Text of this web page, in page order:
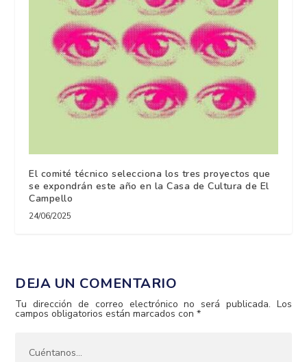
El comité técnico selecciona los tres proyectos que
se expondrán este año en la Casa de Cultura de El
Campello
24/06/2025
DEJA UN COMENTARIO
Tu dirección de correo electrónico no será publicada. Los
campos obligatorios están marcados con*